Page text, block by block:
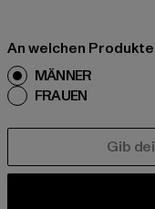
An welchen
MÄNNER
FRAUEN